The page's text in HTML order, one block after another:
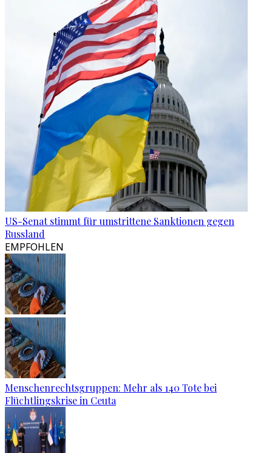
US-Senat stimmt für umstrittene Sanktionen gegen
Russland
EMPFOHLEN
Menschenrechtsgruppen: Mehr als 140 Tote bei
Flüchtlingskrise in Ceuta